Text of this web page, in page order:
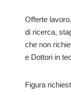
Offerte
di ricerca,
che non
e Dottori in
Figura